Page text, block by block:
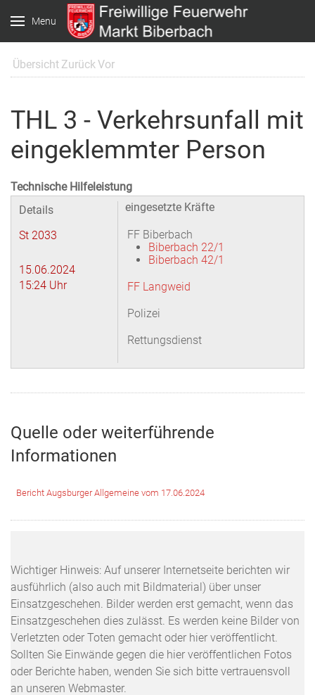
Menu
Übersicht ZurückVor
THL 3 - Verkehrsunfall mit
eingeklemmter Person
Technische Hilfeleistung
Details
St 2033
15.06.2024
15:24 Uhr
eingesetzte Kräfte
FF Biberbach
Biberbach 22/1
Biberbach 42/1
FF Langweid
Polizei
Rettungsdienst
Quelle oder weiterführende
Informationen
Bericht Augsburger Allgemeine vom 17.06.2024
Wichtiger Hinweis: Auf unserer Internetseite berichten wir
ausführlich (also auch mit Bildmaterial) über unser
Einsatzgeschehen. Bilder werden erst gemacht, wenn das
Einsatzgeschehen dies zulässt. Es werden keine Bilder von
Verletzten oder Toten gemacht oder hier veröffentlicht.
Sollten Sie Einwände gegen die hier veröffentlichen Fotos
oder Berichte haben, wenden Sie sich bitte vertrauensvoll
an unseren Webmaster.